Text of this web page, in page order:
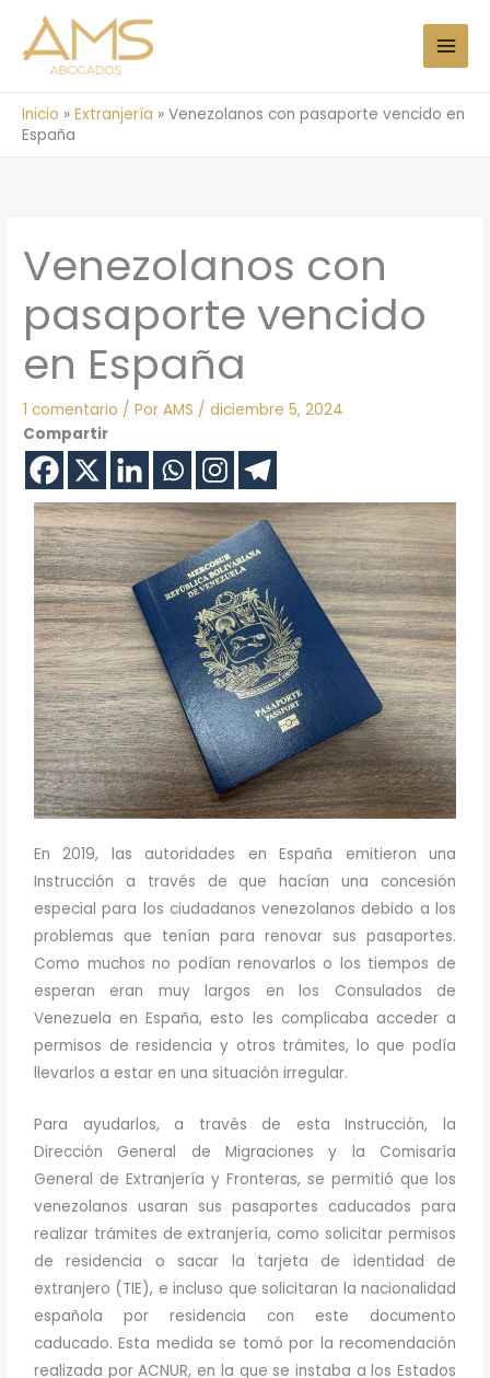
contenido
Inicio » Extranjería » Venezolanos con pasaporte vencido en
España
Venezolanos con
pasaporte vencido
en España
1 comentario / PorAMS /diciembre 5, 2024
Compartir
En 2019, las autoridades en España emitieron una
Instrucción a través de que hacían una concesión
especial para los ciudadanos venezolanos debido a los
problemas que tenían para renovar sus pasaportes.
Como muchos no podían renovarlos o los tiempos de
esperan eran muy largos en los Consulados de
Venezuela en España, esto les complicaba acceder a
permisos de residencia y otros trámites, lo que podía
llevarlos a estar en una situación irregular.
Para ayudarlos, a través de esta Instrucción, la
Dirección General de Migraciones y la Comisaría
General de Extranjería y Fronteras, se permitió que los
venezolanos usaran sus pasaportes caducados para
realizar trámites de extranjería, como solicitar permisos
de residencia o sacar la tarjeta de identidad de
extranjero (TIE), e incluso que solicitaran la nacionalidad
española por residencia con este documento
caducado. Esta medida se tomó por la recomendación
realizada por ACNUR, en la que se instaba a los Estados